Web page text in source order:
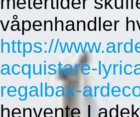
våpenhandler
https://
acquistare-
regalbax-
henvente